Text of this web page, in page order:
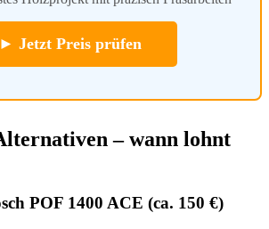
► Jetzt Preis prüfen
– wann lohnt
POF 1400 ACE (ca. 150 €)